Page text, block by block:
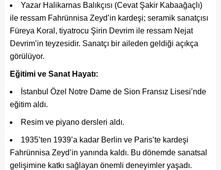
Yazar Halikarnas Balıkçısı (Cevat Şakir Kabaağaçlı)
ile ressam Fahrünnisa Zeyd’in kardeşi; seramik sanatçısı
Füreya Koral, tiyatrocu Şirin Devrim ile ressam Nejat
Devrim’in teyzesidir. Sanatçı bir aileden geldiği açıkça
görülüyor.
Eğitimi ve Sanat Hayatı:
İstanbul Özel Notre Dame de Sion Fransız Lisesi’nde
eğitim aldı.
Resim ve piyano dersleri aldı.
1935’ten 1939’a kadar Berlin ve Paris’te kardeşi
Fahrünnisa Zeyd’in yanında kaldı. Bu dönemde sanatsal
gelişimine katkı sağlayan önemli deneyimler yaşadı.